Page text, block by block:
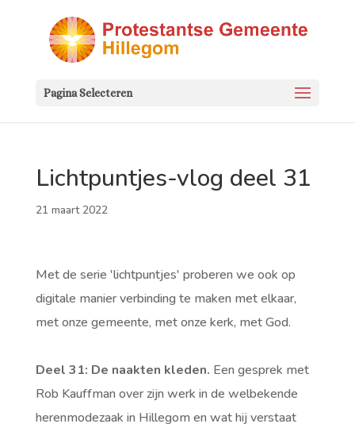
Pagina Selecteren
Lichtpuntjes-vlog deel 31
21 maart 2022
Met de serie 'lichtpuntjes' proberen we ook op
digitale manier verbinding te maken met elkaar,
met onze gemeente, met onze kerk, met God.
Deel 31: De naakten kleden. Een gesprek met
Rob Kauffman over zijn werk in de welbekende
herenmodezaak in Hillegom en wat hij verstaat